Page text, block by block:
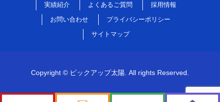
実績紹介 よくあるご質問 採用情報
お問い合わせ プライバシーポリシー
サイトマップ
Copyright © ピックアップ太陽. All rights Reserved.